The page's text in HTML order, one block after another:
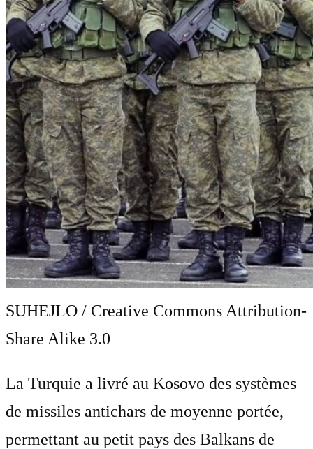
SUHEJLO / Creative Commons Attribution-
Share Alike 3.0
La Turquie a livré au Kosovo des systèmes
de missiles antichars de moyenne portée,
permettant au petit pays des Balkans de